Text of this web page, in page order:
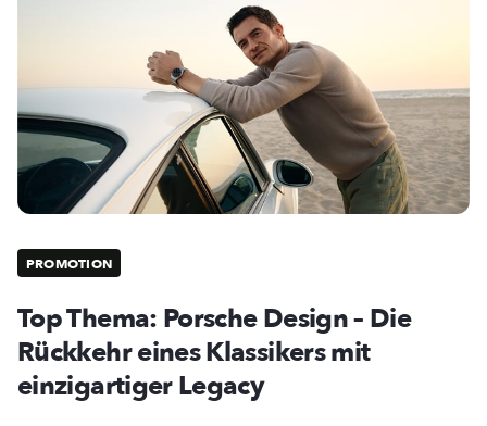
PROMOTION
Top Thema: Porsche Design – Die
Rückkehr eines Klassikers mit
einzigartiger Legacy